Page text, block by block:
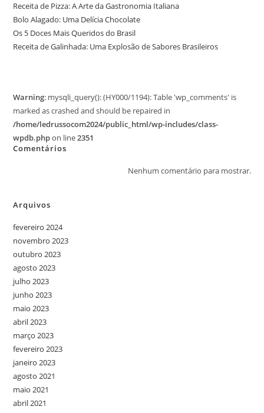
Receita de Pizza: A Arte da Gastronomia Italiana
Bolo Alagado: Uma Delícia Chocolate
Os 5 Doces Mais Queridos do Brasil
Receita de Galinhada: Uma Explosão de Sabores Brasileiros
Warning: mysqli_query(): (HY000/1194): Table 'wp_comments' is
marked as crashed and should be repaired in
/home/ledrussocom2024/public_html/wp-includes/class-
wpdb.phpon line2351
Comentários
Nenhum comentário para mostrar.
Arquivos
fevereiro 2024
novembro 2023
outubro 2023
agosto 2023
julho 2023
junho 2023
maio 2023
abril 2023
março 2023
fevereiro 2023
janeiro 2023
agosto 2021
maio 2021
abril 2021